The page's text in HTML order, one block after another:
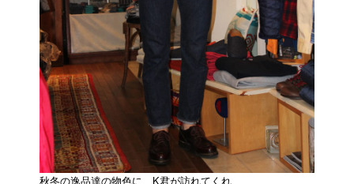
秋冬の逸品達の物色に、K君が訪れてくれ